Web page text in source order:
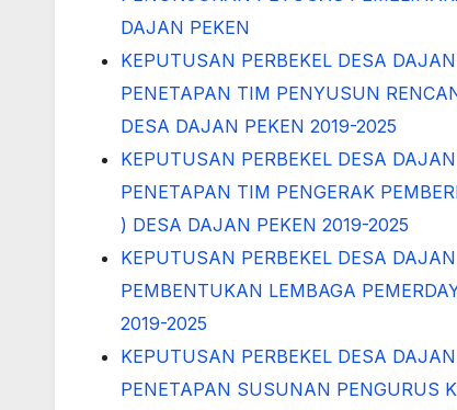
DAJAN PEKEN
KEPUTUSAN PERBEKEL DESA
PENETAPAN TIM PENYUSUN
DESA DAJAN PEKEN 2019-2025
KEPUTUSAN PERBEKEL DESA
PENETAPAN TIM PENGERAK
) DESA DAJAN PEKEN 2019-2025
KEPUTUSAN PERBEKEL DESA
PEMBENTUKAN LEMBAGA
2019-2025
KEPUTUSAN PERBEKEL DESA
PENETAPAN SUSUNAN PENGURUS